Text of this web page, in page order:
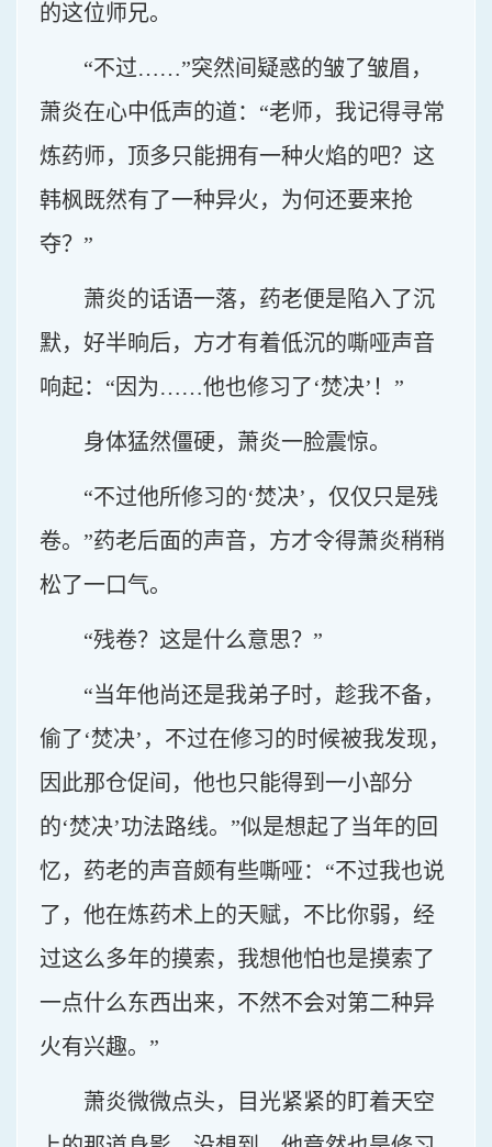
的这位师兄。
“不过……”突然间疑惑的皱了皱眉，
萧炎在心中低声的道：“老师，我记得寻常
炼药师，顶多只能拥有一种火焰的吧？这
韩枫既然有了一种异火，为何还要来抢
夺？”
萧炎的话语一落，药老便是陷入了沉
默，好半晌后，方才有着低沉的嘶哑声音
响起：“因为……他也修习了‘焚决’！”
身体猛然僵硬，萧炎一脸震惊。
“不过他所修习的‘焚决’，仅仅只是残
卷。”药老后面的声音，方才令得萧炎稍稍
松了一口气。
“残卷？这是什么意思？”
“当年他尚还是我弟子时，趁我不备，
偷了‘焚决’，不过在修习的时候被我发现，
因此那仓促间，他也只能得到一小部分
的‘焚决’功法路线。”似是想起了当年的回
忆，药老的声音颇有些嘶哑：“不过我也说
了，他在炼药术上的天赋，不比你弱，经
过这么多年的摸索，我想他怕也是摸索了
一点什么东西出来，不然不会对第二种异
火有兴趣。”
萧炎微微点头，目光紧紧的盯着天空